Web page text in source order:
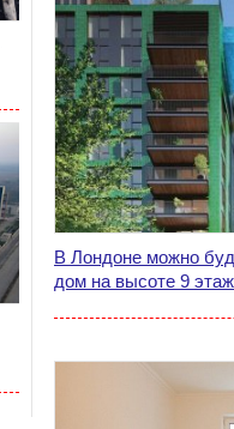
В Лондоне можно
дом на высоте 9